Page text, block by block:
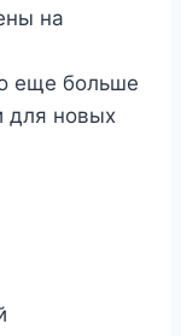
на
еще больше
для новых